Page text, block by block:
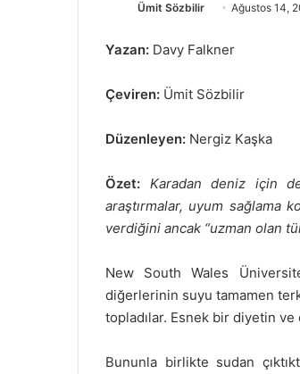
Ümit Sözbilir
posta
Ağustos 14,
Yazan: Davy Falkner
Çeviren: Ümit
Düzenleyen: Nergiz Kaşka
Özet: Karadan deniz için
araştırmalar, uyum sağlama
verdiğini ancak “uzman olan
New South Wales
diğerlerinin suyu tamamen
topladılar. Esnek bir diyetin
Bununla birlikte sudan